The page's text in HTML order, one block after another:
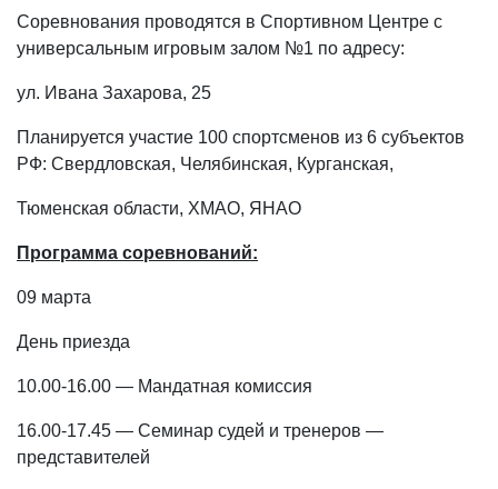
Соревнования проводятся в Спортивном Центре с
универсальным игровым залом №1 по адресу:
ул. Ивана Захарова, 25
Планируется участие 100 спортсменов из 6 субъектов
РФ: Свердловская, Челябинская, Курганская,
Тюменская области, ХМАО, ЯНАО
Программа соревнований:
09 марта
День приезда
10.00-16.00 — Мандатная комиссия
16.00-17.45 — Семинар судей и тренеров —
представителей